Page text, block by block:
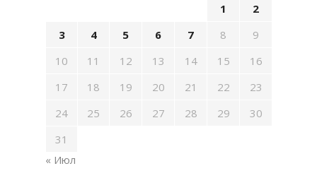
1
2
3
4 5 6 7 8
9
10
11 12 13 14 15
16
17
18 19 20 21 22
23
24
25 26 27 28 29
30
31
« Июл